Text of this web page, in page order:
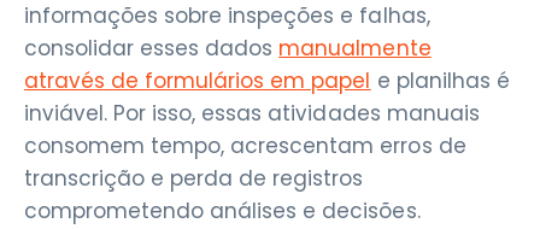
informações sobre inspeções e falhas,
consolidar esses dados manualmente
através de formulários em papel e planilhas é
inviável. Por isso, essas atividades manuais
consomem tempo, acrescentam erros de
transcrição e perda de registros
comprometendo análises e decisões.